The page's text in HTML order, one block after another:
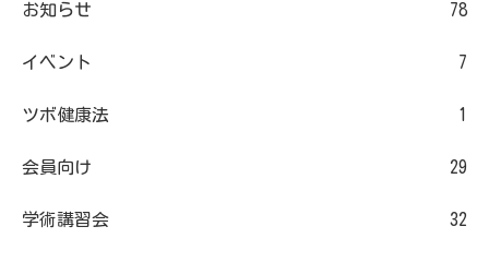
お知らせ 78
イベント 7
ツボ健康法 1
会員向け 29
学術講習会 32